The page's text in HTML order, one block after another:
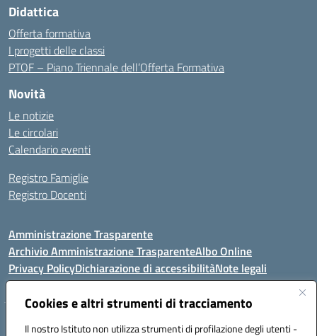
Cookies e altri strumenti di tracciamento
Il nostro Istituto non utilizza strumenti di profilazione degli utenti -
Didattica
Offerta formativa
I progetti delle classi
PTOF – Piano Triennale dell’Offerta Formativa
Novità
Le notizie
Le circolari
Calendario eventi
Registro Famiglie
Registro Docenti
Amministrazione Trasparente
Archivio Amministrazione TrasparenteAlbo Online
Privacy PolicyDichiarazione di accessibilitàNote legali
Istituto Comprensivo Statale